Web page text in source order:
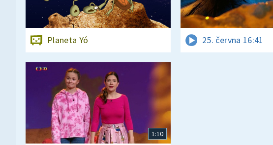
Planeta Yó 25. června 16:41
1:10